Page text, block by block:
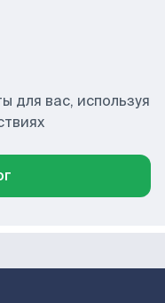
для вас, используя